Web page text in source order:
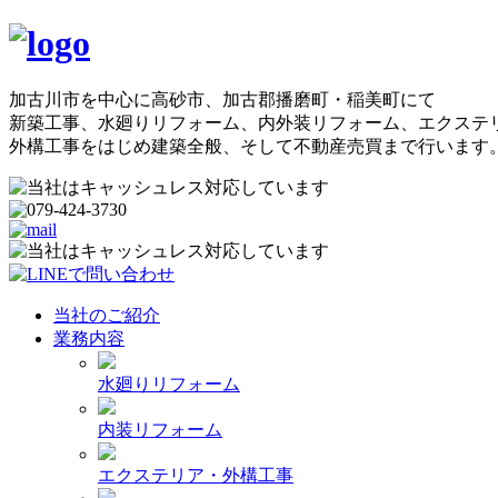
加古川市を中心に高砂市、加古郡播磨町・稲美町にて
新築工事、水廻りリフォーム、内外装リフォーム、エクステ
外構工事をはじめ建築全般、そして不動産売買まで行います。
当社のご紹介
業務内容
水廻りリフォーム
内装リフォーム
エクステリア・外構工事